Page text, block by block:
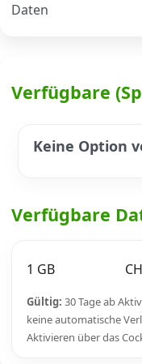
Daten
Verfügbare
Keine Option
Verfügbare
1 GB
Gültig: 30 Tage ab
keine automatische
Aktivieren über das